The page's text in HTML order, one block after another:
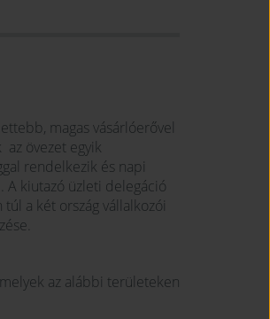
magas vásárlóerővel
az övezet egyik
rendelkezik és napi
A kiutazó üzleti delegáció
a két ország vállalkozói
az alábbi területeken